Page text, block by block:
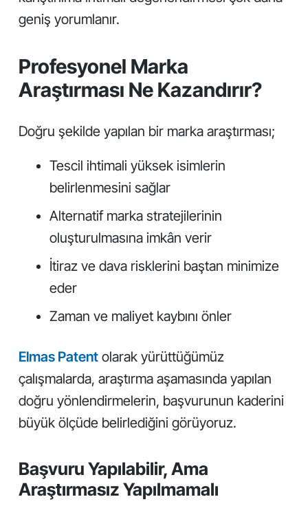
geniş yorumlanır.
Profesyonel Marka
Araştırması Ne Kazandırır?
Doğru şekilde yapılan bir marka araştırması;
Tescil ihtimali yüksek isimlerin
belirlenmesini sağlar
Alternatif marka stratejilerinin
oluşturulmasına imkân verir
İtiraz ve dava risklerini baştan minimize
eder
Zaman ve maliyet kaybını önler
Elmas Patent olarak yürüttüğümüz
çalışmalarda, araştırma aşamasında yapılan
doğru yönlendirmelerin, başvurunun kaderini
büyük ölçüde belirlediğini görüyoruz.
Başvuru Yapılabilir, Ama
Araştırmasız Yapılmamalı